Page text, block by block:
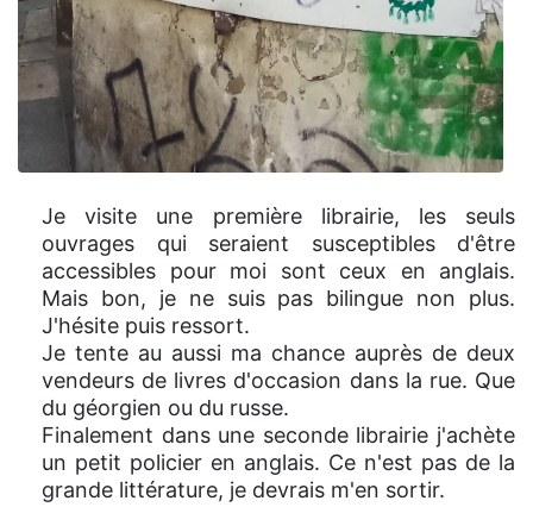
Je visite une première librairie, les seuls
ouvrages qui seraient susceptibles d'être
accessibles pour moi sont ceux en anglais.
Mais bon, je ne suis pas bilingue non plus.
J'hésite puis ressort.
Je tente au aussi ma chance auprès de deux
vendeurs de livres d'occasion dans la rue. Que
du géorgien ou du russe.
Finalement dans une seconde librairie j'achète
un petit policier en anglais. Ce n'est pas de la
grande littérature, je devrais m'en sortir.